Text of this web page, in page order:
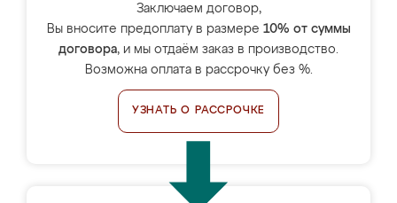
Заключаем договор,
Вы вносите предоплату в размере 10% от суммы
договора, и мы отдаём заказ в производство.
Возможна оплата в рассрочку без %.
УЗНАТЬ О РАССРОЧКЕ